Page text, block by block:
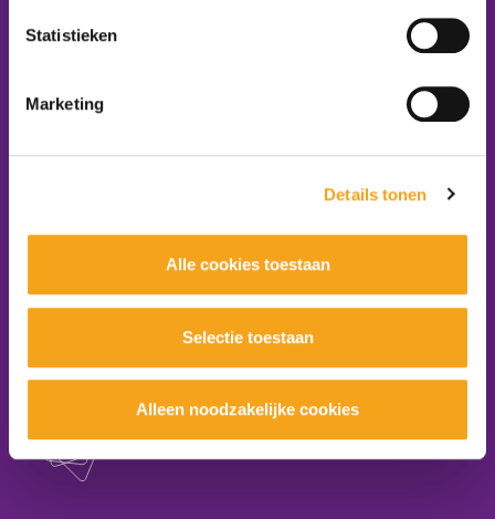
Statistieken
Marketing
Details tonen
Alle cookies toestaan
Selectie toestaan
Alleen noodzakelijke cookies
E-mail:info@platformzorgenwelzijn.nl
Volg ons:
Word lid van het platform
Aanmelden nieuwsbrief
maakt onderdeel uit van